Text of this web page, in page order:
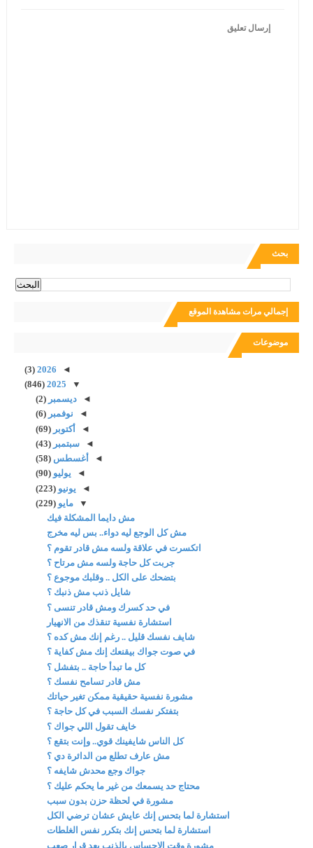
إرسال تعليق
بحث
إجمالي مرات مشاهدة الموقع
موضوعات
◄
2026
(3)
▼
2025
(846)
◄ديسمبر(2)
◄ نوفمبر(6)
◄أكتوبر(69)
◄سبتمبر(43)
◄
أغسطس(58)
◄ يوليو(90)
◄ يونيو(223)
▼مايو(229)
مش دايما المشكلة فيك
مش كل الوجع ليه دواء.. بس ليه مخرج
اتكسرت في علاقة ولسه مش قادر تقوم ؟
جربت كل حاجة ولسه مش مرتاح ؟
بتضحك على الكل .. وقلبك موجوع ؟
شايل ذنب مش ذنبك ؟
في حد كسرك ومش قادر تنسى ؟
استشارة نفسية تنقذك من الانهيار
شايف نفسك قليل .. رغم إنك مش كده ؟
في صوت جواك بيقنعك إنك مش كفاية ؟
كل ما تبدأ حاجة .. بتفشل ؟
مش قادر تسامح نفسك ؟
مشورة نفسية حقيقية ممكن تغير حياتك
بتفتكر نفسك السبب في كل حاجة ؟
خايف تقول اللي جواك ؟
كل الناس شايفينك قوي.. وإنت بتقع ؟
مش عارف تطلع من الدائرة دي ؟
جواك وجع محدش شايفه ؟
محتاج حد يسمعك من غير ما يحكم عليك ؟
مشورة في لحظة حزن بدون سبب
استشارة لما بتحس إنك عايش عشان ترضي الكل
استشارة لما بتحس إنك بتكرر نفس الغلطات
مشورة وقت الإحساس بالذنب بعد قرار صعب